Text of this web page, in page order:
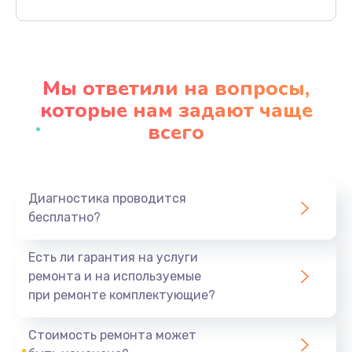
Заказать
Замена экрана
Замена шлейфа матрицы
Заказать
1060 руб.
Мы ответили на вопросы,
которые нам задают чаще
всего
Диагностика проводится
бесплатно?
Есть ли гарантия на услуги
ремонта и на используемые
при ремонте комплектующие?
Стоимость ремонта может